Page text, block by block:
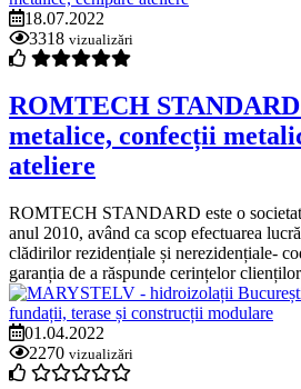
18.07.2022
3318 vizualizări
ROMTECH
metalice, confecții
ateliere
ROMTECH STANDARD este o
anul 2010, având ca scop efectuarea
clădirilor rezidențiale și nerezidențiale-
garanția de a răspunde cerințelor
01.04.2022
2270 vizualizări